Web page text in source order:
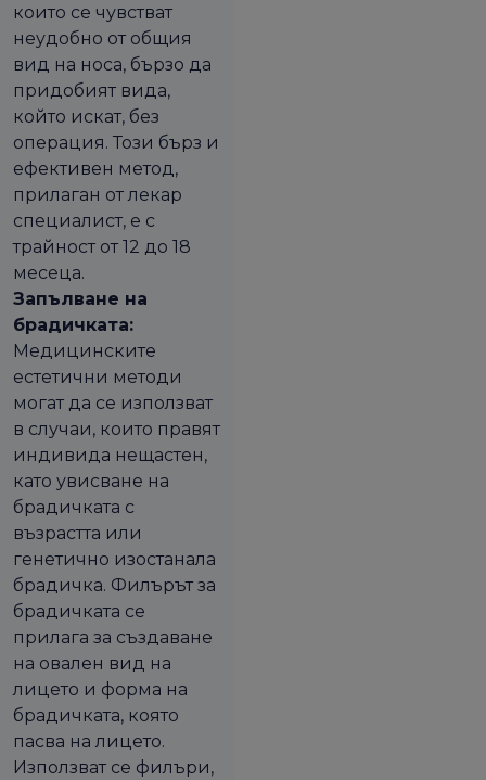
които се чувстват
неудобно от общия
вид на носа, бързо да
придобият вида,
който искат, без
операция. Този бърз и
ефективен метод,
прилаган от лекар
специалист, е с
трайност от 12 до 18
месеца.
Запълване на
брадичката:
Медицинските
естетични методи
могат да се използват
в случаи, които правят
индивида нещастен,
като увисване на
брадичката с
възрастта или
генетично изостанала
брадичка. Филърът за
брадичката се
прилага за създаване
на овален вид на
лицето и форма на
брадичката, която
пасва на лицето.
Използват се филъри,